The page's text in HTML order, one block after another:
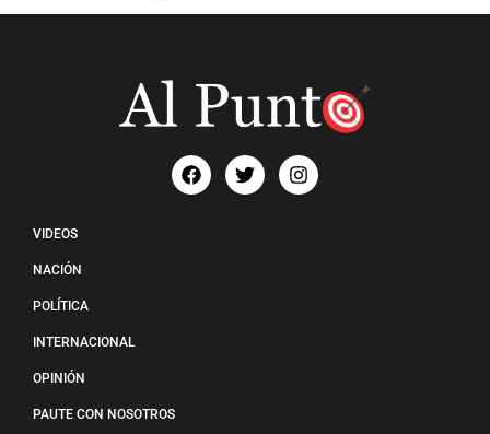
VIDEOS
NACIÓN
POLÍTICA
INTERNACIONAL
OPINIÓN
PAUTE CON NOSOTROS